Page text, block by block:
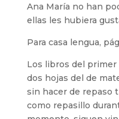
Ana María no han
ellas les hubiera
Para casa lengua,
Los libros del
dos hojas del de
sin hacer de repaso
como repasillo